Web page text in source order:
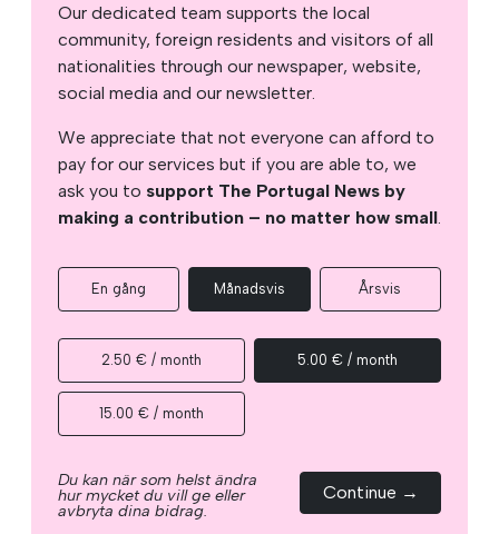
Our dedicated team supports the local
community, foreign residents and visitors of all
nationalities through our newspaper, website,
social media and our newsletter.
We appreciate that not everyone can afford to
pay for our services but if you are able to, we
ask you to support The Portugal News by
making a contribution – no matter how small.
En gång Månadsvis Årsvis
2.50 € / month 5.00 € / month
15.00 € / month
Du kan när som helst ändra
hur mycket du vill ge eller
avbryta dina bidrag.
Continue →